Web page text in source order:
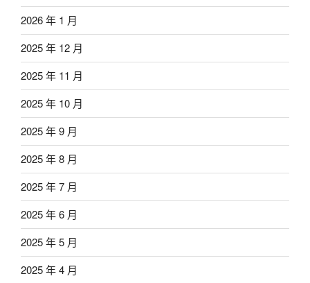
2026 年 1 月
2025 年 12 月
2025 年 11 月
2025 年 10 月
2025 年 9 月
2025 年 8 月
2025 年 7 月
2025 年 6 月
2025 年 5 月
2025 年 4 月